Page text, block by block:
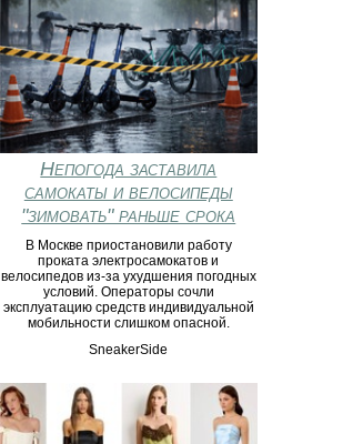
Непогода заставила
самокаты и велосипеды
"зимовать" раньше срока
В Москве приостановили работу
проката электросамокатов и
велосипедов из-за ухудшения погодных
условий. Операторы сочли
эксплуатацию средств индивидуальной
мобильности слишком опасной.
SneakerSide